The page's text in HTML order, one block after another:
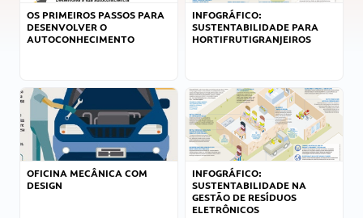
OS PRIMEIROS PASSOS PARA
DESENVOLVER O
AUTOCONHECIMENTO
INFOGRÁFICO:
SUSTENTABILIDADE PARA
HORTIFRUTIGRANJEIROS
OFICINA MECÂNICA COM
DESIGN
INFOGRÁFICO:
SUSTENTABILIDADE NA
GESTÃO DE RESÍDUOS
ELETRÔNICOS